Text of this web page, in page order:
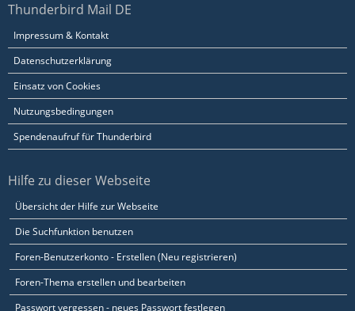
Thunderbird Mail DE
Impressum & Kontakt
Datenschutzerklärung
Einsatz von Cookies
Nutzungsbedingungen
Spendenaufruf für Thunderbird
Hilfe zu dieser Webseite
Übersicht der Hilfe zur Webseite
Die Suchfunktion benutzen
Foren-Benutzerkonto - Erstellen (Neu registrieren)
Foren-Thema erstellen und bearbeiten
Passwort vergessen - neues Passwort festlegen